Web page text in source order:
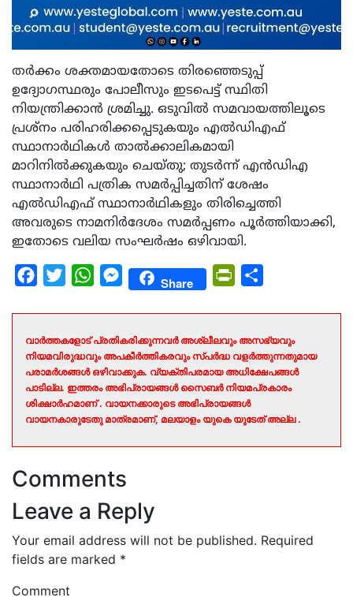
തർക്കം ശക്തമായതോടെ തിരഞ്ഞെടുപ്പ്
ഉദ്യോഗസ്ഥരും പോലീസും ഇടപെട്ട് സ്ഥിതി
നിയന്ത്രിക്കാൻ ശ്രമിച്ചു. ഒടുവിൽ സമവായത്തിലൂടെ
പ്രശ്നം പരിഹരിക്കപ്പെടുകയും എൽഡിഎഫ്
സ്ഥാനാർഥികൾ താൽക്കാലികമായി
മാറിനിൽക്കുകയും ചെയ്തു; തുടർന്ന് എൻഡിഎ
സ്ഥാനാർഥി പത്രിക സമർപ്പിച്ചതിന് ശേഷം
എൽഡിഎഫ് സ്ഥാനാർഥികളും തിരിച്ചെത്തി
അവരുടെ നാമനിർദേശം സമർപ്പണം പൂർത്തിയാക്കി,
ഇതോടെ വലിയ സംഘർഷം ഒഴിവായി.
Facebook
Twitter WhatsAppMessengerShare PrintFriendly
വാർത്തകളോട് പ്രതികരിക്കുന്നവർ അശ്ലീലവും അസഭ്യവും
നിയമവിരുദ്ധവും അപകീർത്തികരവും സ്പർദ്ധ വളർത്തുന്നതുമായ
പരാമർശങ്ങൾ ഒഴിവാക്കുക. വ്യക്തിപരമായ അധിക്ഷേപങ്ങൾ
പാടില്ല. ഇത്തരം അഭിപ്രായങ്ങൾ സൈബർ നിയമപ്രകാരം
ശിക്ഷാർഹമാണ് . വായനക്കാരുടെ അഭിപ്രായങ്ങൾ
വായനകാരുടേതു മാത്രമാണ്, മലയാളം യുകെ യുടേത് അല്ല .
Comments
Leave a Reply
Your email address will not be published. Required
fields are marked *
Comment